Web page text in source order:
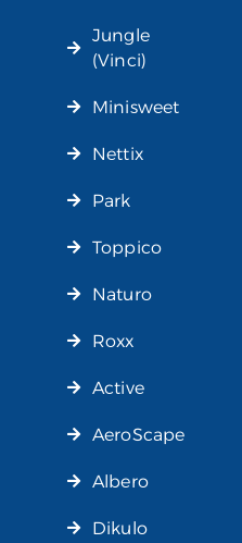
Jungle
(Vinci)
Minisweet
Nettix
Park
Toppico
Naturo
Roxx
Active
AeroScape
Albero
Dikulo